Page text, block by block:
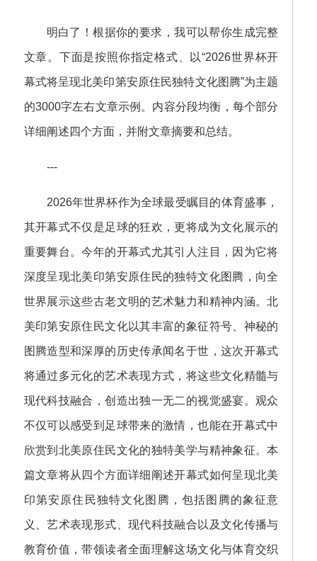
明白了！根据你的要求，我可以帮你生成完整
文章。下面是按照你指定格式、以“2026世界杯开
幕式将呈现北美印第安原住民独特文化图腾”为主题
的3000字左右文章示例。内容分段均衡，每个部分
详细阐述四个方面，并附文章摘要和总结。
---
2026年世界杯作为全球最受瞩目的体育盛事，
其开幕式不仅是足球的狂欢，更将成为文化展示的
重要舞台。今年的开幕式尤其引人注目，因为它将
深度呈现北美印第安原住民的独特文化图腾，向全
世界展示这些古老文明的艺术魅力和精神内涵。北
美印第安原住民文化以其丰富的象征符号、神秘的
图腾造型和深厚的历史传承闻名于世，这次开幕式
将通过多元化的艺术表现方式，将这些文化精髓与
现代科技融合，创造出独一无二的视觉盛宴。观众
不仅可以感受到足球带来的激情，也能在开幕式中
欣赏到北美原住民文化的独特美学与精神象征。本
篇文章将从四个方面详细阐述开幕式如何呈现北美
印第安原住民独特文化图腾，包括图腾的象征意
义、艺术表现形式、现代科技融合以及文化传播与
教育价值，带领读者全面理解这场文化与体育交织